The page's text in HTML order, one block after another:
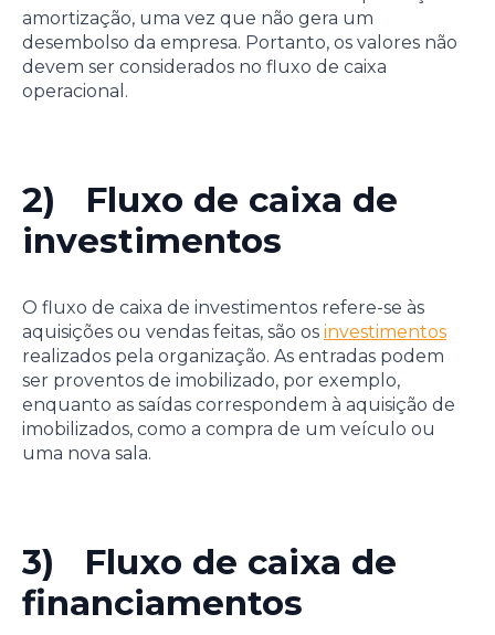
amortização, uma vez que não gera um
desembolso da empresa. Portanto, os valores não
devem ser considerados no fluxo de caixa
operacional.
2) Fluxo de caixa de
investimentos
O fluxo de caixa de investimentos refere-se às
aquisições ou vendas feitas, são os investimentos
realizados pela organização. As entradas podem
ser proventos de imobilizado, por exemplo,
enquanto as saídas correspondem à aquisição de
imobilizados, como a compra de um veículo ou
uma nova sala.
3) Fluxo de caixa de
financiamentos